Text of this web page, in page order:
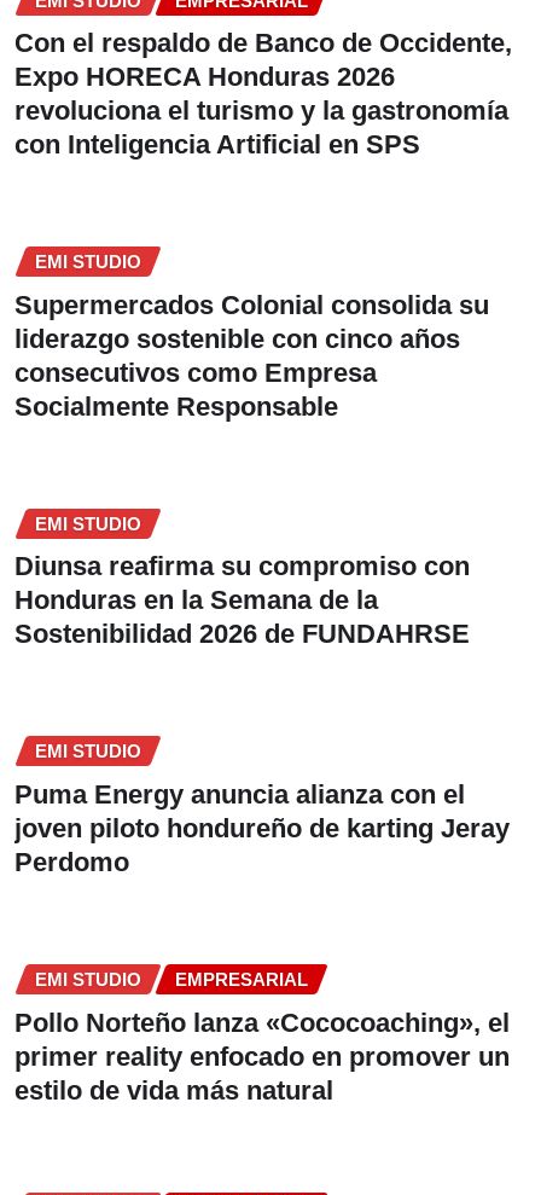
Con el respaldo de Banco de Occidente,
Expo HORECA Honduras 2026
revoluciona el turismo y la gastronomía
con Inteligencia Artificial en SPS
EMI STUDIO
Supermercados Colonial consolida su
liderazgo sostenible con cinco años
consecutivos como Empresa
Socialmente Responsable
EMI STUDIO
Diunsa reafirma su compromiso con
Honduras en la Semana de la
Sostenibilidad 2026 de FUNDAHRSE
EMI STUDIO
Puma Energy anuncia alianza con el
joven piloto hondureño de karting Jeray
Perdomo
EMI STUDIO EMPRESARIAL
Pollo Norteño lanza «Cococoaching», el
primer reality enfocado en promover un
estilo de vida más natural